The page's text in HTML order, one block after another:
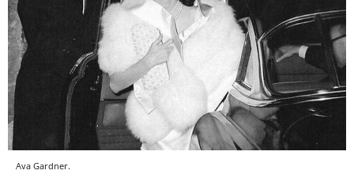
Ava Gardner.